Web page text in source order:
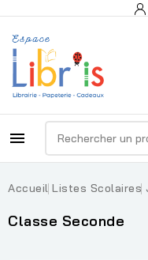

Accueil Listes Scolaires
Classe Seconde